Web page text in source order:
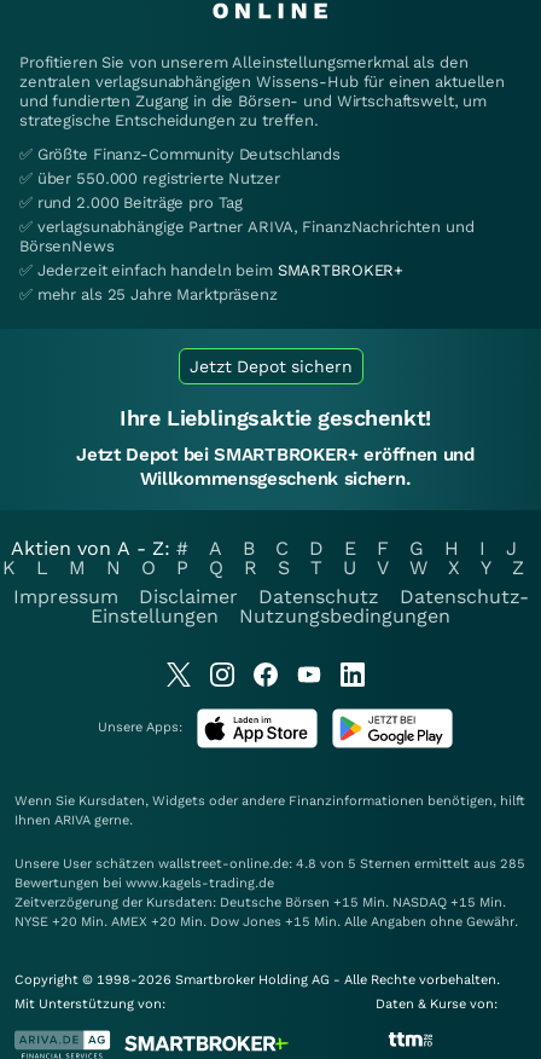
Profitieren Sie von unserem Alleinstellungsmerkmal als den
zentralen verlagsunabhängigen Wissens-Hub für einen aktuellen
und fundierten Zugang in die Börsen- und Wirtschaftswelt, um
strategische Entscheidungen zu treffen.
✅ Größte Finanz-Community Deutschlands
✅ über 550.000 registrierte Nutzer
✅ rund 2.000 Beiträge pro Tag
✅ verlagsunabhängige Partner ARIVA, FinanzNachrichten und
BörsenNews
✅ Jederzeit einfach handeln beim SMARTBROKER+
✅ mehr als 25 Jahre Marktpräsenz
Jetzt Depot sichern
Ihre Lieblingsaktie geschenkt!
Jetzt Depot bei SMARTBROKER+ eröffnen und
Willkommensgeschenk sichern.
Aktien von A - Z: # A B C D E F G H I
J
K
L M N O P Q R S T U V W X Y
Z
Impressum
Disclaimer Datenschutz
Datenschutz-
Einstellungen
Nutzungsbedingungen
Unsere Apps:
Wenn Sie Kursdaten, Widgets oder andere Finanzinformationen benötigen, hilft
Ihnen ARIVA gerne.
Unsere User schätzen wallstreet-online.de: 4.8 von 5 Sternen ermittelt aus 285
Bewertungen bei www.kagels-trading.de
Zeitverzögerung der Kursdaten: Deutsche Börsen +15 Min. NASDAQ +15 Min.
NYSE +20 Min. AMEX +20 Min. Dow Jones +15 Min. Alle Angaben ohne Gewähr.
Copyright © 1998-2026 Smartbroker Holding AG - Alle Rechte vorbehalten.
Mit Unterstützung von:
Daten & Kurse von: